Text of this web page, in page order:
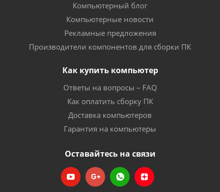
Компьютерный блог
Компьютерные новости
Рекламные предложения
Производители компонентов для сборки ПК
Как купить компьютер
Ответы на вопросы – FAQ
Как оплатить сборку ПК
Доставка компьютеров
Гарантия на компьютеры
Оставайтесь на связи